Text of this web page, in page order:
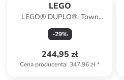
LEGO
LEGO® DUPLO®: Town
Wildlife Families 3-in-1 Set -
2+
-29%
244,95 zł
Cena producenta: 347,96 zł*